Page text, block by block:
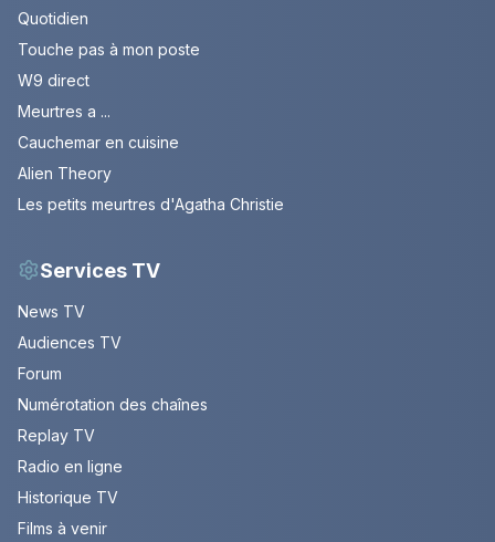
Quotidien
Touche pas à mon poste
W9 direct
Meurtres a ...
Cauchemar en cuisine
Alien Theory
Les petits meurtres d'Agatha Christie
Services TV
News TV
Audiences TV
Forum
Numérotation des chaînes
Replay TV
Radio en ligne
Historique TV
Films à venir